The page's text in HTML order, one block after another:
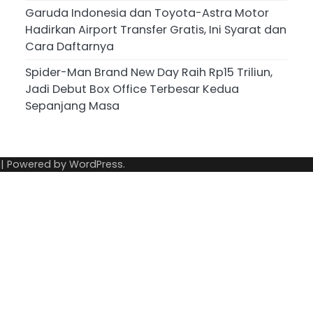
Garuda Indonesia dan Toyota-Astra Motor
Hadirkan Airport Transfer Gratis, Ini Syarat dan
Cara Daftarnya
Spider-Man Brand New Day Raih Rp15 Triliun,
Jadi Debut Box Office Terbesar Kedua
Sepanjang Masa
| Powered by WordPress.